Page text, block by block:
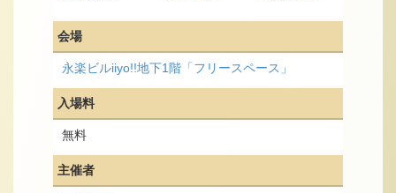
会場
永楽ビルiiyo!!地下1階「フリースペース」
入場料
無料
主催者